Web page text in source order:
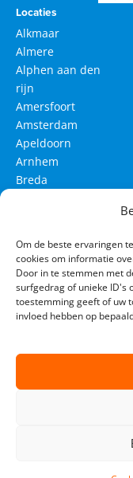
Om de beste ervaringen
cookies om informatie
Door in te stemmen met
surfgedrag of unieke ID's
toestemming geeft of uw
invloed hebben op
Locaties
Alkmaar
Almere
Alphen aan den
rijn
Amersfoort
Amsterdam
Apeldoorn
Arnhem
Breda
Den Haag
Leeuwarden
Maastricht
Rotterdam
Westland